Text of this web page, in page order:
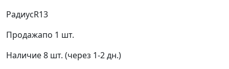
РадиусR13
Продажапо 1 шт.
Наличие8 шт. (через 1-2 дн.)